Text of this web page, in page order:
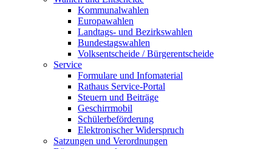
Kommunalwahlen
Europawahlen
Landtags- und Bezirkswahlen
Bundestagswahlen
Volksentscheide / Bürgerentscheide
Service
Formulare und Infomaterial
Rathaus Service-Portal
Steuern und Beiträge
Geschirrmobil
Schülerbeförderung
Elektronischer Widerspruch
Satzungen und Verordnungen